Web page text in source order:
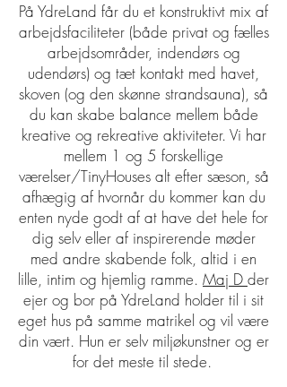
På YdreLand får du et konstruktivt mix af
arbejdsfaciliteter (både privat og fælles
arbejdsområder, indendørs og
udendørs) og tæt kontakt med havet,
skoven (og den skønne strandsauna), så
du kan skabe balance mellem både
kreative og rekreative aktiviteter. Vi har
mellem 1 og 5 forskellige
værelser/TinyHouses alt efter sæson, så
afhægig af hvornår du kommer kan du
enten nyde godt af at have det hele for
dig selv eller af inspirerende møder
med andre skabende folk, altid i en
lille, intim og hjemlig ramme. Maj D der
ejer og bor på YdreLand holder til i sit
eget hus på samme matrikel og vil være
din vært. Hun er selv miljøkunstner og er
for det meste til stede.